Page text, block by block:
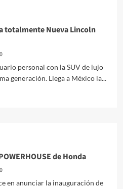
totalmente Nueva Lincoln
0
personal con la SUV de lujo
generación. Llega a México la...
de Honda
0
en anunciar la inauguración de